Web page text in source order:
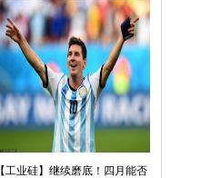
【工业硅】继续磨底！四月能否